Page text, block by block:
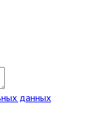
данных